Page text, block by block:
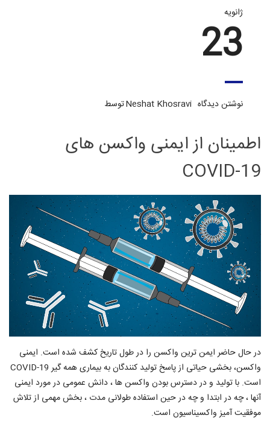
ژانویه
23
توسطNeshat Khosravi نوشتن دیدگاه
اطمینان از ایمنی واکسن های
COVID-19
در حال حاضر ایمن ترین واکسن را در طول تاریخ کشف شده است. ایمنی
واکسن، بخشی حیاتی از پاسخ تولید کنندگان به بیماری همه گیر COVID-19
است. با تولید و در دسترس بودن واکسن ها ، دانش عمومی در مورد ایمنی
آنها ، چه در ابتدا و چه در حین استفاده طولانی مدت ، بخش مهمی از تلاش
موفقیت آمیز واکسیناسیون است.